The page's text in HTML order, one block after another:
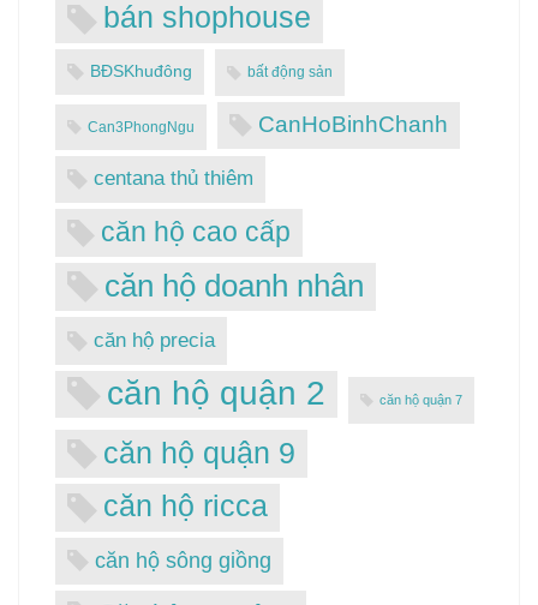
bán shophouse
BĐSKhuđông bất động sản
Can3PhongNgu CanHoBinhChanh
centana thủ thiêm
căn hộ cao cấp
căn hộ doanh nhân
căn hộ precia
căn hộ quận 2 căn hộ quận 7
căn hộ quận 9
căn hộ ricca
căn hộ sông giồng